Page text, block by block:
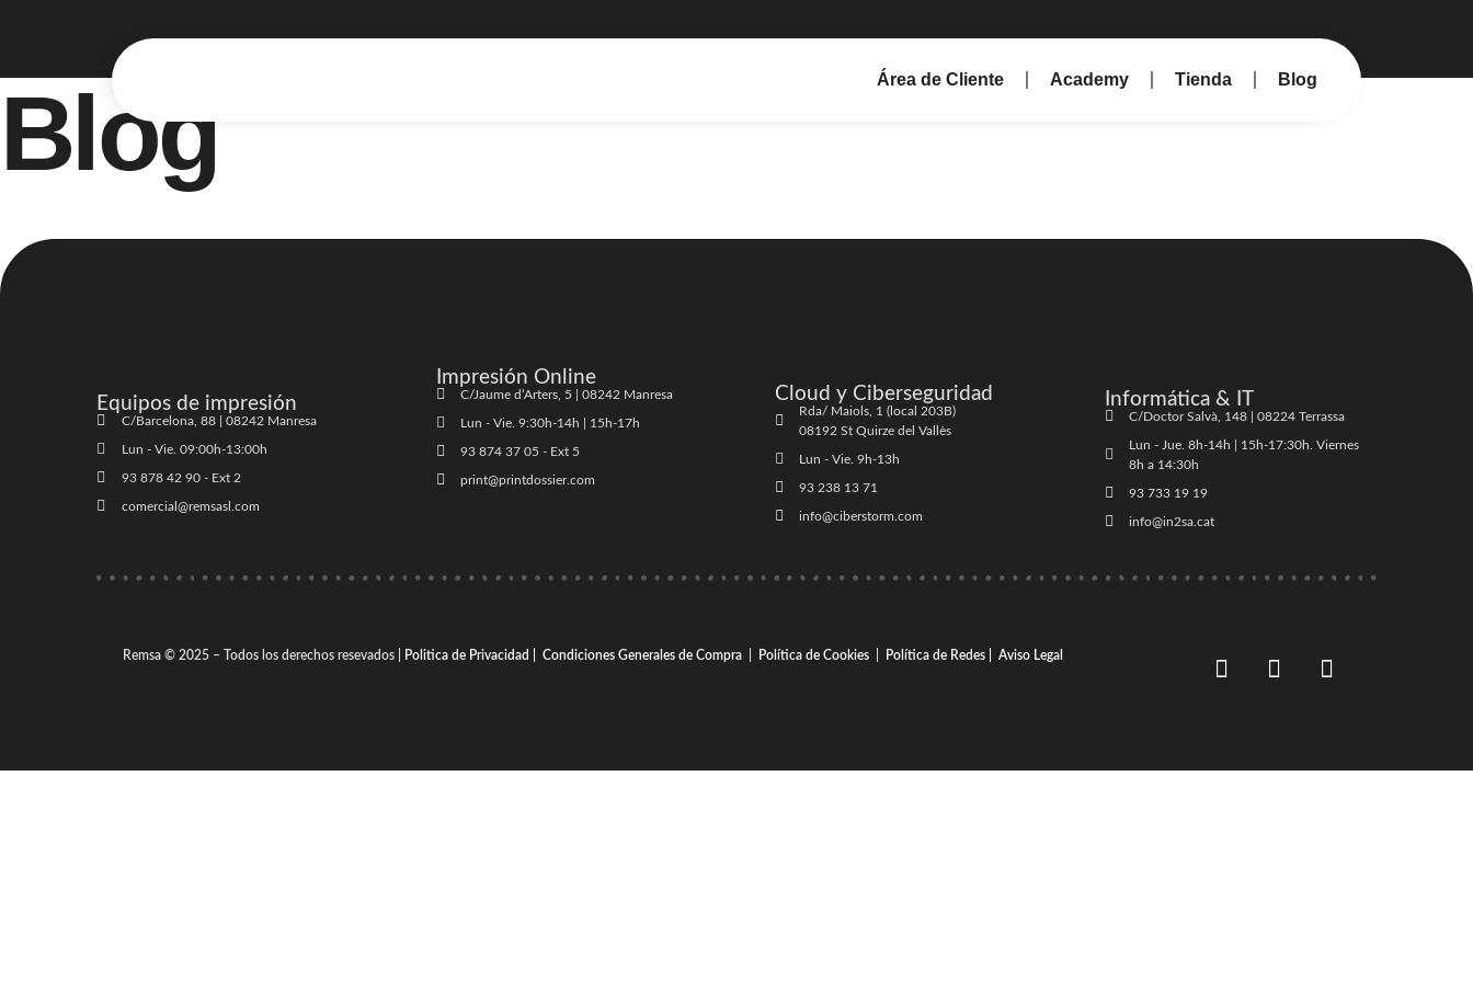
Área de Cliente Academy Tienda Blog
Blog
Equipos de impresión
C/Barcelona, 88 | 08242 Manresa
Lun - Vie. 09:00h-13:00h
93 878 42 90 - Ext 2
comercial@remsasl.com
Impresión Online
C/Jaume d’Arters, 5 | 08242 Manresa
Lun - Vie. 9:30h-14h | 15h-17h
93 874 37 05 - Ext 5
print@printdossier.com
Cloud y Ciberseguridad
Rda/ Maiols, 1 (local 203B)
08192 St Quirze del Vallès
Lun - Vie. 9h-13h
93 238 13 71
info@ciberstorm.com
Informática & IT
C/Doctor Salvà, 148 | 08224 Terrassa
Lun - Jue. 8h-14h | 15h-17:30h. Viernes
8h a 14:30h
93 733 19 19
info@in2sa.cat
Remsa © 2025 – Todos los derechos resevados | Politica de Privacidad | Condiciones Generales de Compra Política de Cookies Política de Redes | Aviso Legal